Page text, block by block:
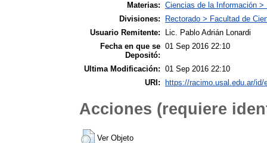
Materias: Ciencias de la Información >
Divisiones:
Rectorado > Facultad de
Usuario Remitente:
Lic. Pablo Adrián Lonardi
Fecha en que se
Depositó:
01 Sep 2016 22:10
Ultima Modificación: 01 Sep 2016 22:10
URI:
https://racimo.usal.edu.ar/id/
Acciones (requiere
Ver Objeto